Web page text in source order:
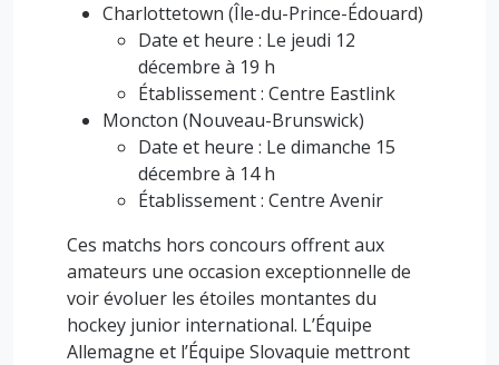
Charlottetown (Île-du-Prince-Édouard)
Date et heure : Le jeudi 12
décembre à 19 h
Établissement : Centre Eastlink
Moncton (Nouveau-Brunswick)
Date et heure : Le dimanche 15
décembre à 14 h
Établissement : Centre Avenir
Ces matchs hors concours offrent aux
amateurs une occasion exceptionnelle de
voir évoluer les étoiles montantes du
hockey junior international. L’Équipe
Allemagne et l’Équipe Slovaquie mettront